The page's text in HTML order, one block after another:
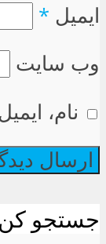
ایمیل *
وب سایت
نام،
جستجو کن